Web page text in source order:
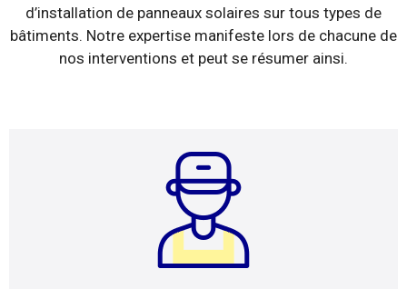
d’installation de panneaux solaires sur tous types de
bâtiments. Notre expertise manifeste lors de chacune de
nos interventions et peut se résumer ainsi.